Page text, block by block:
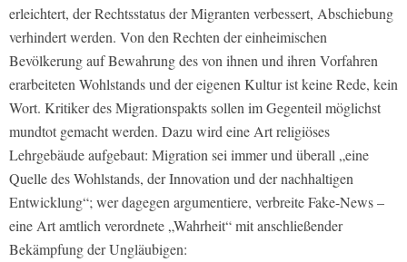
erleichtert, der Rechtsstatus der Migranten verbessert, Abschiebung
verhindert werden. Von den Rechten der einheimischen
Bevölkerung auf Bewahrung des von ihnen und ihren Vorfahren
erarbeiteten Wohlstands und der eigenen Kultur ist keine Rede, kein
Wort. Kritiker des Migrationspakts sollen im Gegenteil möglichst
mundtot gemacht werden. Dazu wird eine Art religiöses
Lehrgebäude aufgebaut: Migration sei immer und überall „eine
Quelle des Wohlstands, der Innovation und der nachhaltigen
Entwicklung“; wer dagegen argumentiere, verbreite Fake-News –
eine Art amtlich verordnete „Wahrheit“ mit anschließender
Bekämpfung der Ungläubigen: